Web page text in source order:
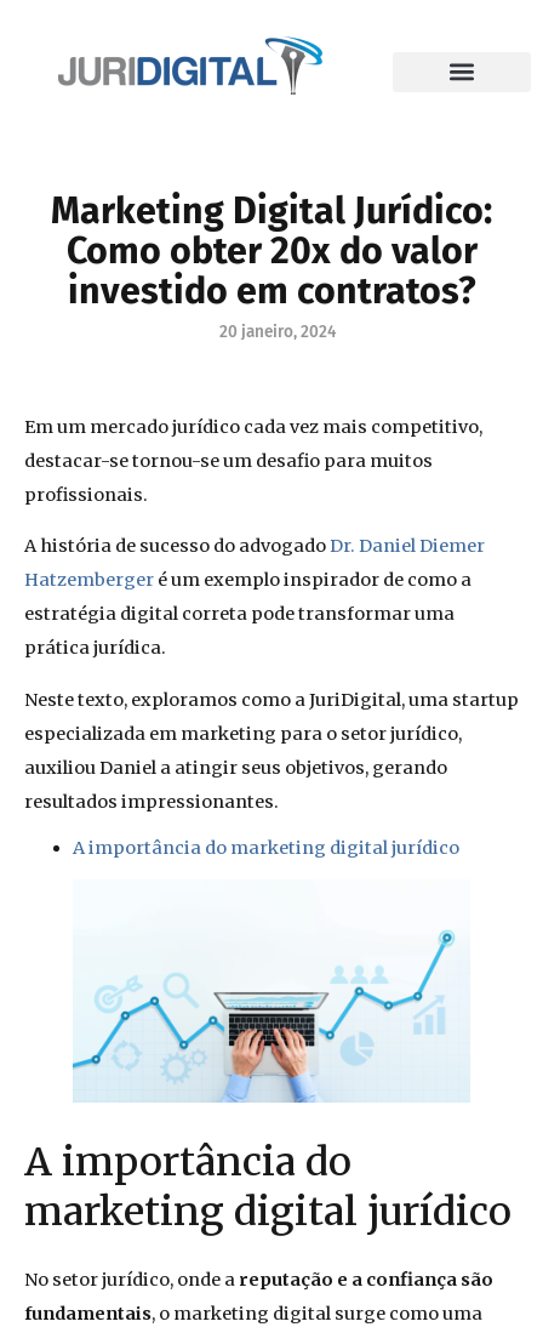
Marketing Digital Jurídico:
Como obter 20x do valor
investido em contratos?
20 janeiro, 2024
Em um mercado jurídico cada vez mais competitivo,
destacar-se tornou-se um desafio para muitos
profissionais.
A história de sucesso do advogadoDr. Daniel Diemer
Hatzemberger é um exemplo inspirador de como a
estratégia digital correta pode transformar uma
prática jurídica.
Neste texto, exploramos como a JuriDigital, uma startup
especializada em marketing para o setor jurídico,
auxiliou Daniel a atingir seus objetivos, gerando
resultados impressionantes.
A importância do marketing digital jurídico
A importância do
marketing digital jurídico
No setor jurídico, onde a reputação e a confiança são
fundamentais, o marketing digital surge como uma